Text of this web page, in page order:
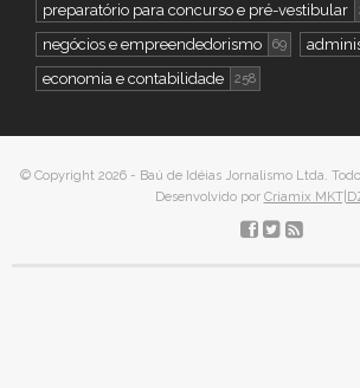
preparatório para concurso e pré-vestibular
negócios e empreendedorismo
69
economia e contabilidade 258
© Copyright 2026 - Baú de Idéias Jornalismo Ltda.
Desenvolvido por Criamix